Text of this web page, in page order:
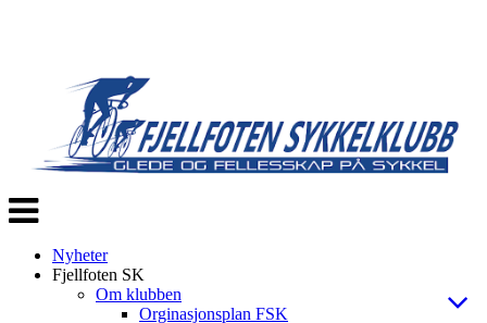
Veksle
navigasjon
Nyheter
Fjellfoten SK
Om klubben
Orginasjonsplan FSK